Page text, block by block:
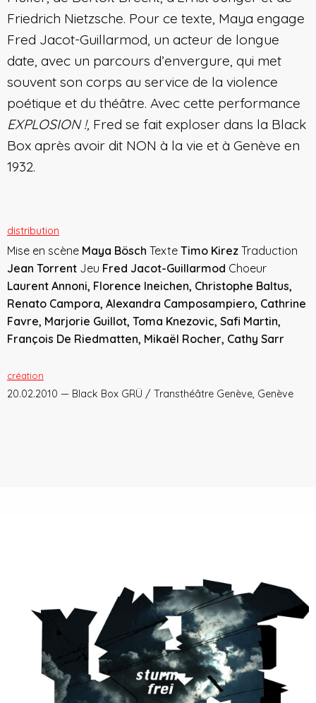
création
20.02.2010 — Black Box GRÜ / Transthéâtre Genève, Genève
Friedrich Nietzsche. Pour ce texte, Maya engage
Fred Jacot-Guillarmod, un acteur de longue
date, avec un parcours d’envergure, qui met
souvent son corps au service de la violence
poétique et du théâtre. Avec cette performance
EXPLOSION !, Fred se fait exploser dans la Black
Box après avoir dit NON à la vie et à Genève en
1932.
distribution
Mise en scène Maya Bösch Texte Timo Kirez Traduction
Jean Torrent Jeu Fred Jacot-Guillarmod Choeur
Laurent Annoni, Florence Ineichen, Christophe Baltus,
Renato Campora, Alexandra Camposampiero, Cathrine
Favre, Marjorie Guillot, Toma Knezovic, Safi Martin,
François De Riedmatten, Mikaël Rocher, Cathy Sarr